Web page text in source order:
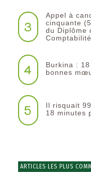
3
Appel à
cinquante
du Diplôme
4
Burkina :
bonnes
5
Il risquait
18 minutes
ARTICLES LES PLUS